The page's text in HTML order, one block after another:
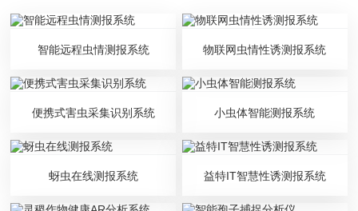
智能远程虫情测报系统 物联网虫情性诱测报系统
便携式害虫采集识别系统 小虫体智能测报系统
蚜虫在线测报系统 益特IT智慧性诱测报系统